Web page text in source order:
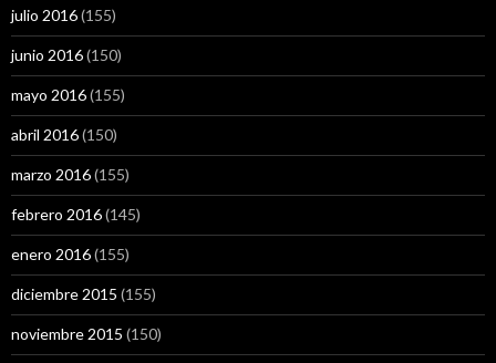
julio 2016(155)
junio 2016(150)
mayo 2016(155)
abril 2016(150)
marzo 2016(155)
febrero 2016(145)
enero 2016(155)
diciembre 2015 (155)
noviembre 2015 (150)